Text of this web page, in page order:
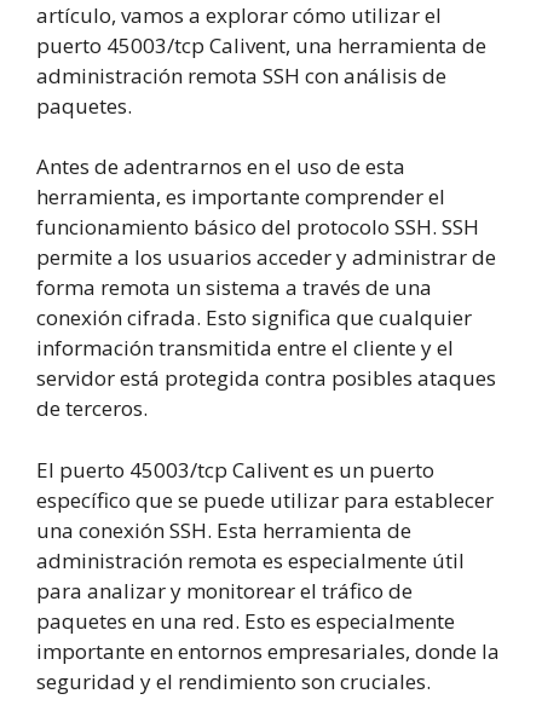
artículo, vamos a explorar cómo utilizar el
puerto 45003/tcp Calivent, una herramienta de
administración remota SSH con análisis de
paquetes.
Antes de adentrarnos en el uso de esta
herramienta, es importante comprender el
funcionamiento básico del protocolo SSH. SSH
permite a los usuarios acceder y administrar de
forma remota un sistema a través de una
conexión cifrada. Esto significa que cualquier
información transmitida entre el cliente y el
servidor está protegida contra posibles ataques
de terceros.
El puerto 45003/tcp Calivent es un puerto
específico que se puede utilizar para establecer
una conexión SSH. Esta herramienta de
administración remota es especialmente útil
para analizar y monitorear el tráfico de
paquetes en una red. Esto es especialmente
importante en entornos empresariales, donde la
seguridad y el rendimiento son cruciales.